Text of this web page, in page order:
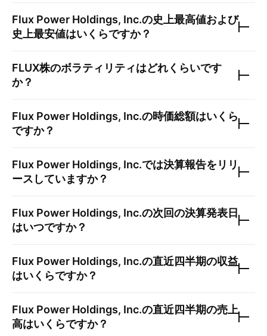
Flux Power Holdings, Inc.の史上最高値および
史上最安値はいくらですか？
FLUX株のボラティリティはどれくらいです
か？
Flux Power Holdings, Inc.の時価総額はいくら
ですか？
Flux Power Holdings, Inc.では決算報告をリリ
ースしていますか？
Flux Power Holdings, Inc.の次回の決算発表日
はいつですか？
Flux Power Holdings, Inc.の直近四半期の収益
はいくらですか？
Flux Power Holdings, Inc.の直近四半期の売上
高はいくらですか？